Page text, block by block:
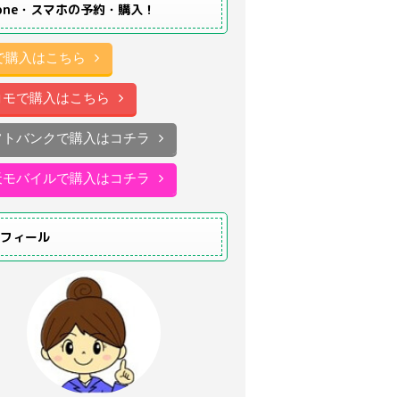
・スマホの予約・購入！
購入はこちら
モで購入はこちら
トバンクで購入はコチラ
バイルで購入はコチラ
ィール